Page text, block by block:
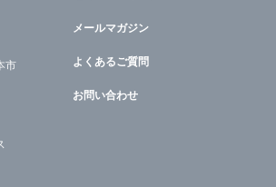
市
メールマガジン
よくあるご質問
お問い合わせ